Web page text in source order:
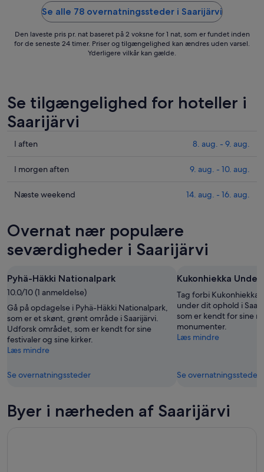
Se alle 78 overnatningssteder i Saarijärvi
Den laveste pris pr. nat baseret på 2 voksne for 1 nat, som er fundet inden
for de seneste 24 timer. Priser og tilgængelighed kan ændres uden varsel.
Yderligere vilkår kan gælde.
Se tilgængelighed for hoteller i
Saarijärvi
Tjek
i
for
8.
-
aug.
I aften 8. aug. - 9. aug.
Tjek
i
i
aften,
aug.
-
10.
aug.
I morgen aften 9. aug. - 10. aug.
Tjek
Saarijärvi
for
næste
14.
aug.
-
16.
aug.
Næste weekend 14. aug. - 16. aug.
Overnat nær populære
seværdigheder i Saarijärvi
Pyhä-Häkki Nationalpark
10.0/10 (1 anmeldelse)
Gå på opdagelse i Pyhä-Häkki Nationalpark,
som er et skønt, grønt område i Saarijärvi.
Udforsk området, som er kendt for sine
festivaler og sine kirker.
Læs mindre
Se overnatningssteder
Kukonhiekka
Tag forbi Kukonhiekka
under dit ophold i
som er kendt for sine
monumenter.
Læs mindre
Se overnatningssteder
Byer i nærheden af Saarijärvi